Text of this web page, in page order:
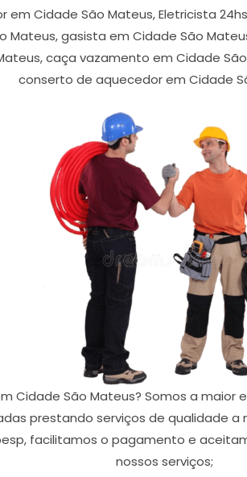
em Cidade São Mateus, Eletricista
Mateus, gasista em Cidade São
caça vazamento em Cidade
conserto de aquecedor em Cidade
Cidade São Mateus? Somos a
prestando serviços de qualidade
facilitamos o pagamento e
nossos serviços;